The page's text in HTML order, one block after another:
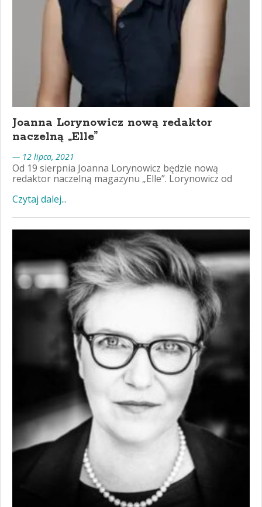
Joanna Lorynowicz nową redaktor
naczelną „Elle”
— 12 lipca, 2021
Od 19 sierpnia Joanna Lorynowicz będzie nową
redaktor naczelną magazynu „Elle”. Lorynowicz od
Czytaj dalej...